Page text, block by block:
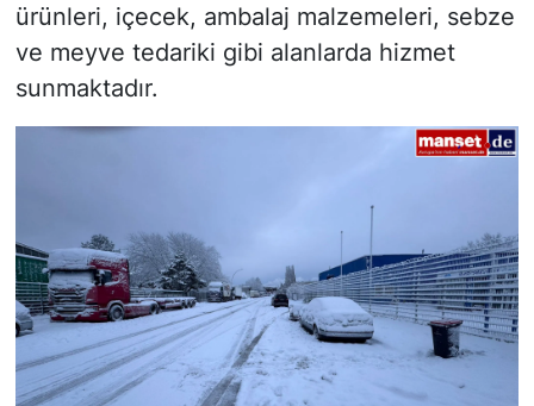
ürünleri, içecek, ambalaj malzemeleri, sebze
ve meyve tedariki gibi alanlarda hizmet
sunmaktadır.